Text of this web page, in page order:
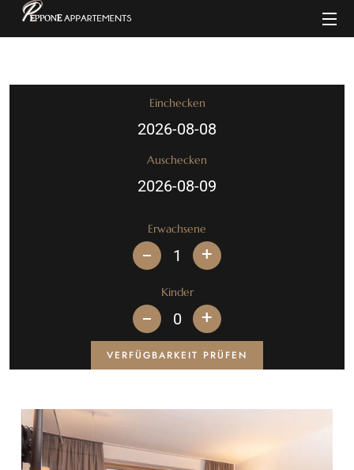
Einchecken
Auschecken
Erwachsene
+
Kinder
+
VERFÜGBARKEIT PRÜFEN